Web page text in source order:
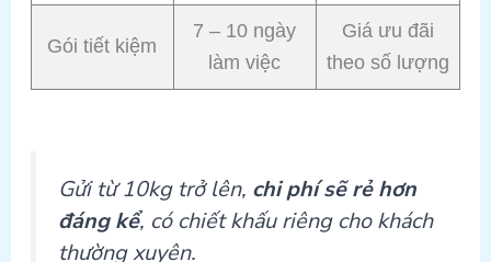
Gói tiết kiệm
7 – 10 ngày
làm việc
Giá ưu đãi
theo số lượng
Gửi từ 10kg trở lên, chi phí sẽ rẻ hơn
đáng kể, có chiết khấu riêng cho khách
thường xuyên.